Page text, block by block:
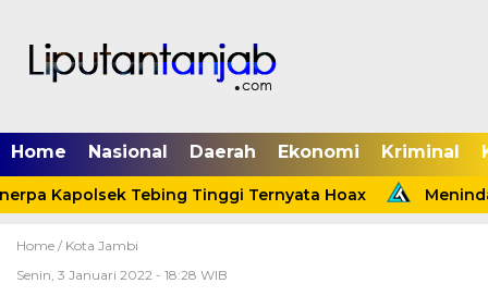
Home Nasional Daerah Ekonomi Kriminal
Kapolsek Tebing Tinggi Ternyata Hoax
Home / Kota Jambi
Senin, 3 Januari 2022 - 18:28 WIB